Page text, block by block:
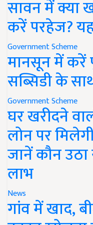
सावन में क्या
करें परहेज?
Government Scheme
मानसून में करें
सब्सिडी के
Government Scheme
घर खरीदने
लोन पर
जानें कौन
लाभ
News
गांव में खाद,